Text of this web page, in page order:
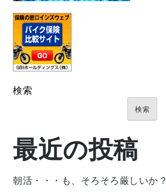
検索
検索
最近の投稿
朝活・・・も、そろそろ厳しいか？